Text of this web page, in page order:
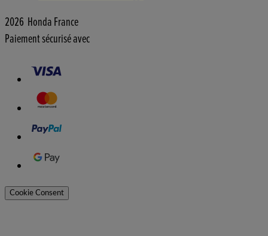
2026 Honda France
Paiement sécurisé avec
Cookie Consent